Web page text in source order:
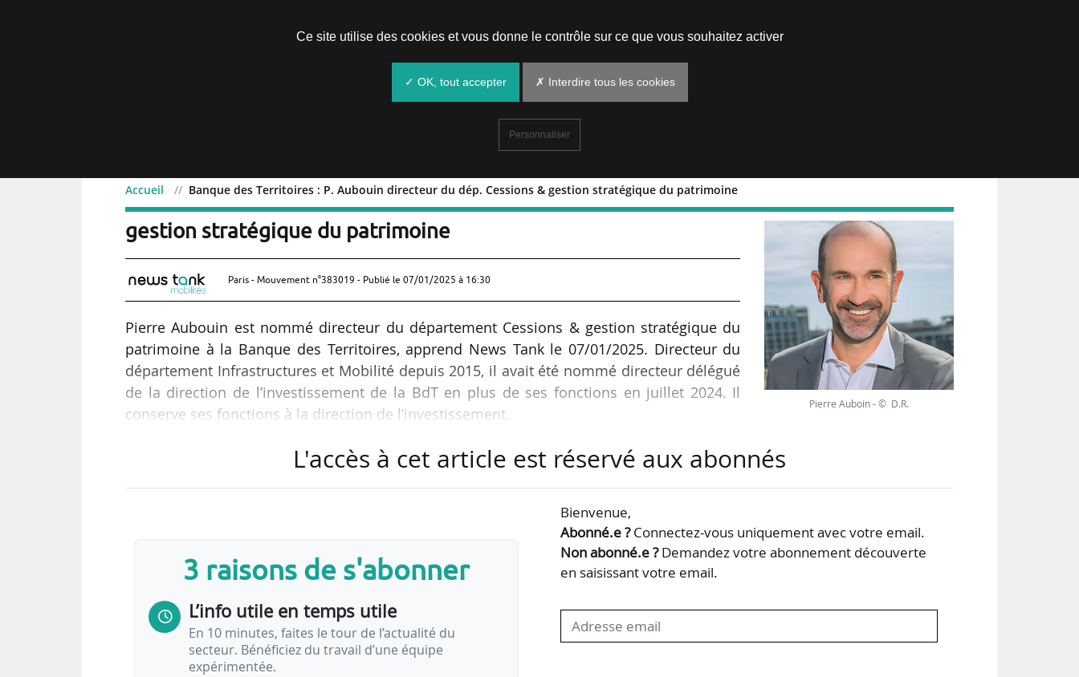
Accueil Banque des Territoires : P. Aubouin directeur du dép. Cessions & gestion stratégique du patrimoine
Banque des Territoires : P. Aubouin directeur du dép. Cessions &
gestion stratégique du patrimoine
Paris - Mouvement n°383019 - Publié le 07/01/2025 à 16:30
Pierre Aubouin est nommé directeur du département Cessions & gestion stratégique du
patrimoine à la Banque des Territoires, apprend News Tank le 07/01/2025. Directeur du
département Infrastructures et Mobilité depuis 2015, il avait été nommé directeur délégué
de la direction de l’investissement de la BdT en plus de ses fonctions en juillet 2024. Il
conserve ses fonctions à la direction de l’investissement.
« Après près d’une décennie consacrée à l’investissement dans les infrastructures et la
pour la Banque des Territoires, en coopération avec avec les équipes d’investissement
Pierre Auboin - © D.R.
L'accès à cet article est réservé aux abonnés
3 raisons de s'abonner
L’info utile en temps utile
En 10 minutes, faites le tour de l’actualité du
secteur. Bénéficiez du travail d’une équipe
expérimentée.
Bienvenue,
Abonné.e ?Connectez-vous uniquement avec votre email.
Non abonné.e ?Demandez votre abonnement découverte
en saisissant votre email.
Ce site utilise des cookies et vous donne le contrôle sur ce que vous souhaitez activer
✓ OK, tout accepter ✗ Interdire tous les cookies
Personnaliser